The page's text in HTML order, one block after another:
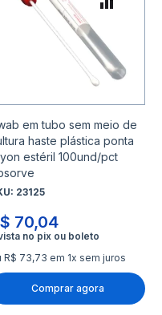
para Comparar
em tubo sem meio de
haste plástica ponta
estéril 100und/pct
23125
70,04
R$ 73,73 em 1x sem juros
Comprar agora